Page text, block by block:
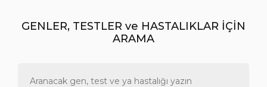
GENLER, TESTLER ve HASTALIKLAR İÇİN
ARAMA